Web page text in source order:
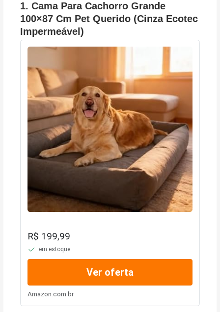
1. Cama Para Cachorro Grande
100×87 Cm Pet Querido (Cinza Ecotec
Impermeável)
R$ 199,99
em estoque
Ver oferta
Amazon.com.br